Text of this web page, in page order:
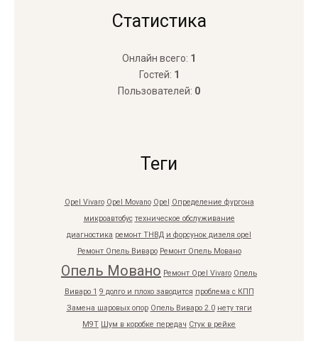
Статистика
Онлайн всего: 1
Гостей: 1
Пользователей: 0
Теги
Opel Vivaro Opel Movano Opel Определение фургона
микроавтобус техническое обслуживание
диагностика ремонт ТНВД и форсунок дизеля opel
Ремонт Опель Виваро Ремонт Опель Мовано
Опель Мовано Ремонт Opel Vivaro Опель
Виваро 1 9 долго и плохо заводится проблема с КПП
Замена шаровых опор Опель Виваро 2.0 нету тяги
M9T Шум в коробке передач Стук в рейке